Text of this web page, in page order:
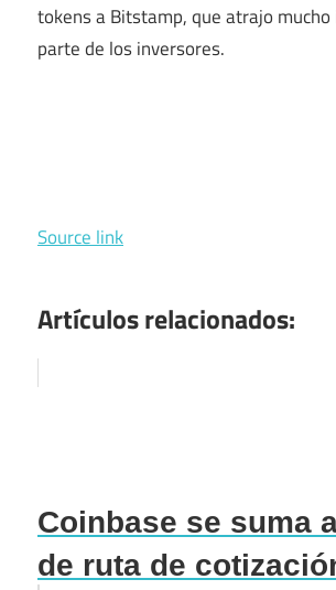
tokens a Bitstamp, que atrajo
parte de los inversores.
Source link
Artículos relacionados:
Coinbase se suma
de ruta de